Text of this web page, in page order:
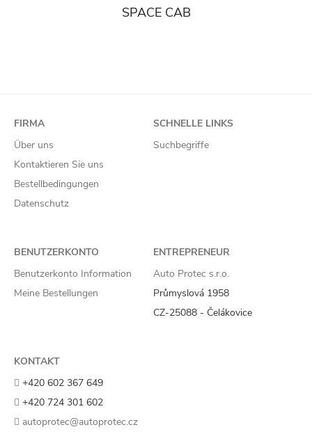
SPACE CAB
FIRMA
Über uns
Kontaktieren Sie uns
Bestellbedingungen
Datenschutz
SCHNELLE LINKS
Suchbegriffe
BENUTZERKONTO
Benutzerkonto Information
Meine Bestellungen
ENTREPRENEUR
Auto Protec s.r.o.
Průmyslová 1958
CZ-25088 - Čelákovice
KONTAKT
+420 602 367 649
+420 724 301 602
autoprotec@autoprotec.cz